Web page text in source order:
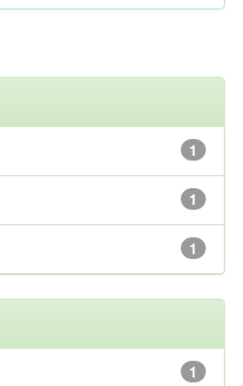
1
1
1
1